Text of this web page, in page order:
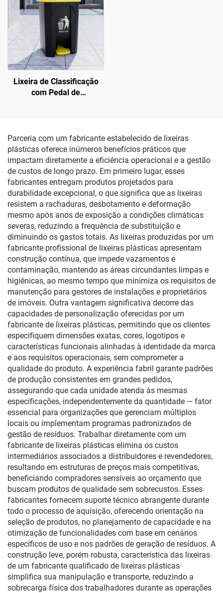
Lixeira de Classificação
com Pedal de
Parceria com um fabricante estabelecido de lixeiras
plásticas oferece inúmeros benefícios práticos que
impactam diretamente a eficiência operacional e a gestão
de custos de longo prazo. Em primeiro lugar, esses
fabricantes entregam produtos projetados para
durabilidade excepcional, o que significa que as lixeiras
resistem a rachaduras, desbotamento e deformação
mesmo após anos de exposição a condições climáticas
severas, reduzindo a frequência de substituição e
diminuindo os gastos totais. As lixeiras produzidas por um
fabricante profissional de lixeiras plásticas apresentam
construção contínua, que impede vazamentos e
contaminação, mantendo as áreas circundantes limpas e
higiênicas, ao mesmo tempo que minimiza os requisitos de
manutenção para gestores de instalações e proprietários
de imóveis. Outra vantagem significativa decorre das
capacidades de personalização oferecidas por um
fabricante de lixeiras plásticas, permitindo que os clientes
especifiquem dimensões exatas, cores, logotipos e
características funcionais alinhadas à identidade da marca
e aos requisitos operacionais, sem comprometer a
qualidade do produto. A experiência fabril garante padrões
de produção consistentes em grandes pedidos,
assegurando que cada unidade atenda às mesmas
especificações, independentemente da quantidade — fator
essencial para organizações que gerenciam múltiplos
locais ou implementam programas padronizados de
gestão de resíduos. Trabalhar diretamente com um
fabricante de lixeiras plásticas elimina os custos
intermediários associados a distribuidores e revendedores,
resultando em estruturas de preços mais competitivas,
beneficiando compradores sensíveis ao orçamento que
buscam produtos de qualidade sem sobrecustos. Esses
fabricantes fornecem suporte técnico abrangente durante
todo o processo de aquisição, oferecendo orientação na
seleção de produtos, no planejamento de capacidade e na
otimização de funcionalidades com base em cenários
específicos de uso e nos padrões de geração de resíduos. A
construção leve, porém robusta, característica das lixeiras
de um fabricante qualificado de lixeiras plásticas
simplifica sua manipulação e transporte, reduzindo a
sobrecarga física dos trabalhadores durante as operações